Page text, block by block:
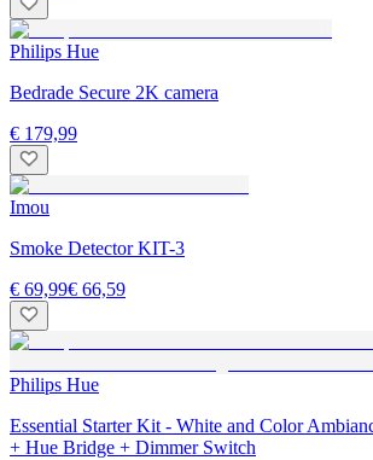
Philips Hue
Bedrade Secure 2K camera
€ 179,99
Imou
Smoke Detector KIT-3
€ 69,99€ 66,59
Philips Hue
Essential Starter Kit - White and Color
+ Hue Bridge + Dimmer Switch